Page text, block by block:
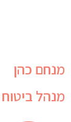
מנחם כהן
מנהל